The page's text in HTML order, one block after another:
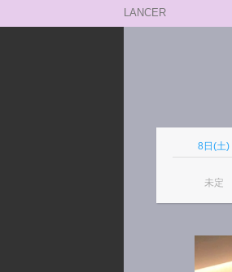
LANCER
8日(土)
未定